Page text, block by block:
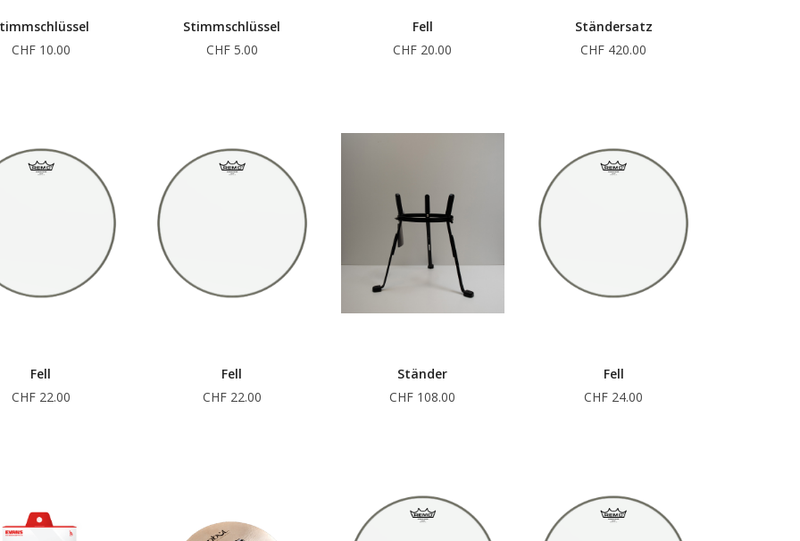
CHF 10.00
Stimmschlüssel
CHF 5.00
Fell
CHF 20.00
Ständersatz
CHF 420.00
Fell
CHF 22.00
Fell
CHF 22.00
Ständer
CHF 108.00
Fell
CHF 24.00